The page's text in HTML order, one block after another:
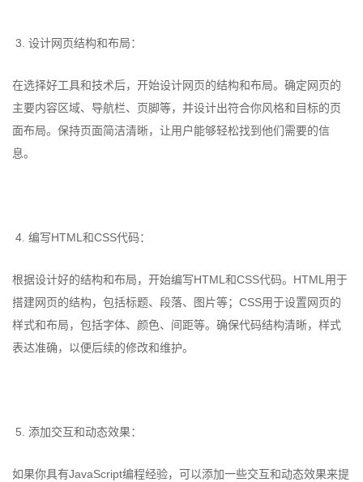
3. 设计网页结构和布局：
在选择好工具和技术后，开始设计网页的结构和布局。确定网页的
主要内容区域、导航栏、页脚等，并设计出符合你风格和目标的页
面布局。保持页面简洁清晰，让用户能够轻松找到他们需要的信
息。
4. 编写HTML和CSS代码：
根据设计好的结构和布局，开始编写HTML和CSS代码。HTML用于
搭建网页的结构，包括标题、段落、图片等；CSS用于设置网页的
样式和布局，包括字体、颜色、间距等。确保代码结构清晰，样式
表达准确，以便后续的修改和维护。
5. 添加交互和动态效果：
如果你具有JavaScript编程经验，可以添加一些交互和动态效果来提